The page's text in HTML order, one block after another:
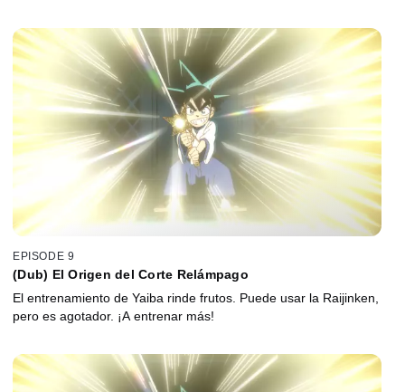
EPISODE 9
(Dub) El Origen del Corte Relámpago
El entrenamiento de Yaiba rinde frutos. Puede usar la Raijinken,
pero es agotador. ¡A entrenar más!